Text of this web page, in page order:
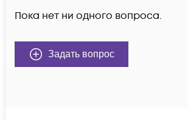
Пока нет ни одного вопроса.
Задать вопрос